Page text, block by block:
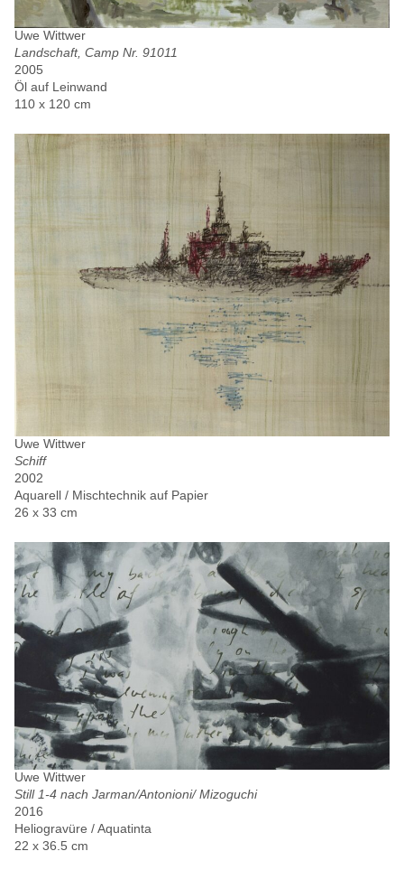
Uwe Wittwer
Landschaft, Camp Nr. 91011
2005
Öl auf Leinwand
110 x 120 cm
Uwe Wittwer
Schiff
2002
Aquarell / Mischtechnik auf Papier
26 x 33 cm
Uwe Wittwer
Still 1-4 nach Jarman/Antonioni/ Mizoguchi
2016
Heliogravüre / Aquatinta
22 x 36.5 cm